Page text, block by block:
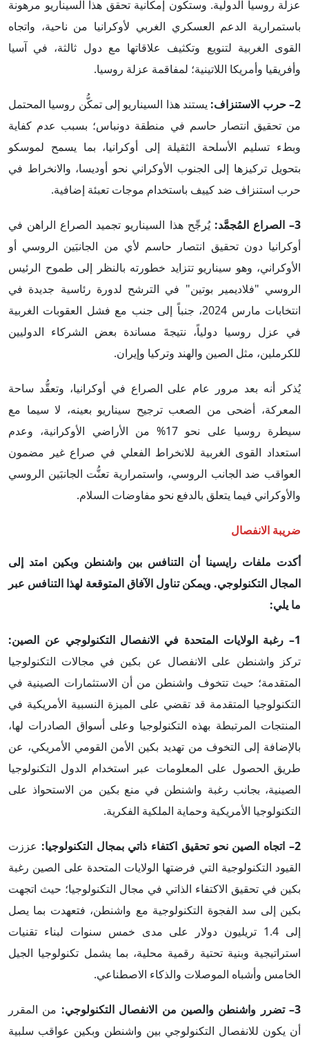
عزلة روسيا الدولية. وستكون إمكانية تحقق هذا السيناريو مرهونة
باستمرارية الدعم العسكري الغربي لأوكرانيا من ناحية، واتجاه
القوى الغربية لتنويع وتكثيف علاقاتها مع دول ثالثة، في آسيا
وأفريقيا وأمريكا اللاتينية؛ لمفاقمة عزلة روسيا.
2– حرب الاستنزاف:
يستند هذا السيناريو إلى تمكُّن روسيا المحتمل
من تحقيق انتصار حاسم في منطقة دونباس؛ بسبب عدم كفاية
وبطء تسليم الأسلحة الثقيلة إلى أوكرانيا، بما يسمح لموسكو
بتحويل تركيزها إلى الجنوب الأوكراني نحو أوديسا، والانخراط في
حرب استنزاف ضد كييف باستخدام موجات تعبئة إضافية.
3– الصراع المُجمَّد:
يُرجِّح هذا السيناريو تجميد الصراع الراهن في
أوكرانيا دون تحقيق انتصار حاسم لأي من الجانبَين الروسي أو
الأوكراني، وهو سيناريو تتزايد خطورته بالنظر إلى طموح الرئيس
الروسي "فلاديمير بوتين" في الترشح لدورة رئاسية جديدة في
انتخابات مارس 2024، جنباً إلى جنب مع فشل العقوبات الغربية
في عزل روسيا دولياً، نتيجةَ مساندة بعض الشركاء الدوليين
للكرملين، مثل الصين والهند وتركيا وإيران.
يُذكر أنه بعد مرور عام على الصراع في أوكرانيا، وتعقُّد ساحة
المعركة، أضحى من الصعب ترجيح سيناريو بعينه، لا سيما مع
سيطرة روسيا على نحو 17% من الأراضي الأوكرانية، وعدم
استعداد القوى الغربية للانخراط الفعلي في صراع غير مضمون
العواقب ضد الجانب الروسي، واستمرارية تعنُّت الجانبَين الروسي
والأوكراني فيما يتعلق بالدفع نحو مفاوضات السلام.
ضريبة الانفصال
أكدت ملفات رايسينا أن التنافس بين واشنطن وبكين امتد إلى
المجال التكنولوجي. ويمكن تناول الآفاق المتوقعة لهذا التنافس عبر
ما يلي:
1– رغبة الولايات المتحدة في الانفصال التكنولوجي عن الصين:
تركز واشنطن على الانفصال عن بكين في مجالات التكنولوجيا
المتقدمة؛ حيث تتخوف واشنطن من أن الاستثمارات الصينية في
التكنولوجيا المتقدمة قد تقضي على الميزة النسبية الأمريكية في
المنتجات المرتبطة بهذه التكنولوجيا وعلى أسواق الصادرات لها،
بالإضافة إلى التخوف من تهديد بكين الأمن القومي الأمريكي، عن
طريق الحصول على المعلومات عبر استخدام الدول التكنولوجيا
الصينية، بجانب رغبة واشنطن في منع بكين من الاستحواذ على
التكنولوجيا الأمريكية وحماية الملكية الفكرية.
2– اتجاه الصين نحو تحقيق اكتفاء ذاتي بمجال التكنولوجيا:
عززت
القيود التكنولوجية التي فرضتها الولايات المتحدة على الصين رغبة
بكين في تحقيق الاكتفاء الذاتي في مجال التكنولوجيا؛ حيث اتجهت
بكين إلى سد الفجوة التكنولوجية مع واشنطن، فتعهدت بما يصل
إلى 1.4 تريليون دولار على مدى خمس سنوات لبناء تقنيات
استراتيجية وبنية تحتية رقمية محلية، بما يشمل تكنولوجيا الجيل
الخامس وأشباه الموصلات والذكاء الاصطناعي.
3– تضرر واشنطن والصين من الانفصال التكنولوجي:
من المقرر
أن يكون للانفصال التكنولوجي بين واشنطن وبكين عواقب سلبية